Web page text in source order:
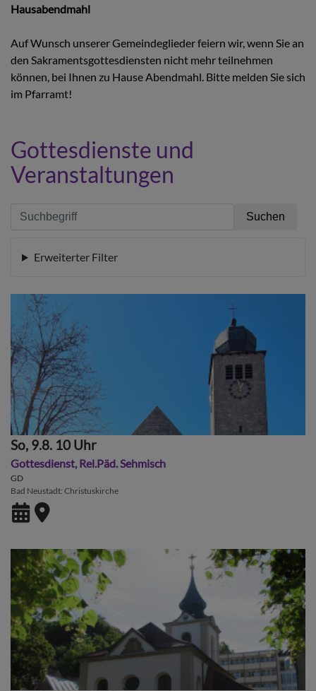
Hausabendmahl
Auf Wunsch unserer Gemeindeglieder feiern wir, wenn Sie an
den Sakramentsgottesdiensten nicht mehr teilnehmen
können, bei Ihnen zu Hause Abendmahl. Bitte melden Sie sich
im Pfarramt!
Gottesdienste und
Veranstaltungen
Erweiterter Filter
So, 9.8. 10 Uhr
Gottesdienst, Rel.Päd. Sehmisch
GD
Bad Neustadt Christuskirche